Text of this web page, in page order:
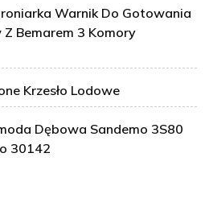
Warnik Do Gotowania
Bemarem 3 Komory
Krzesło Lodowe
Dębowa Sandemo 3S80
30142